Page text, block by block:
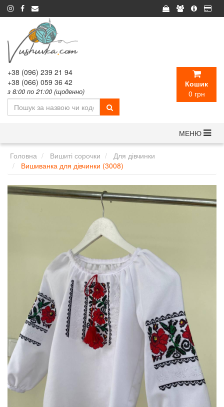
Кошик
0 грн
‎+38 (096) 239 21 94
+38 (‎066) 059 36 42
з 8:00 по 21:00 (щоденно)
МЕНЮ
Головна Вишиті сорочки
Для дівчинки
Вишиванка для дівчинки (3008)